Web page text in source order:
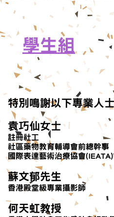
學生組
特別鳴謝以下專業人
袁巧仙女士
註冊社工
社區藥物教育輔導會前總幹事
國際表達藝術治療協會(IEATA)
蘇文郁先生
​香港殿堂級專業攝影師
何天虹教授